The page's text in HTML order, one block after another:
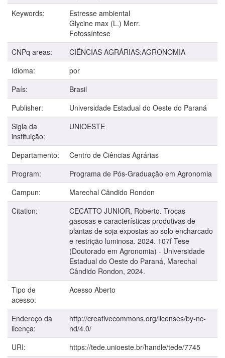
Keywords:
Estresse ambiental
Glycine max (L.) Merr.
Fotossíntese
CNPq areas:
CIÊNCIAS AGRÁRIAS:AGRONOMIA
Idioma:
por
País:
Brasil
Publisher:
Universidade Estadual do Oeste do Paraná
Sigla da
instituição:
UNIOESTE
Departamento:
Centro de Ciências Agrárias
Program:
Programa de Pós-Graduação em Agronomia
Campun:
Marechal Cândido Rondon
Citation:
CECATTO JUNIOR, Roberto. Trocas
gasosas e características produtivas de
plantas de soja expostas ao solo encharcado
e restrição luminosa. 2024. 107f Tese
(Doutorado em Agronomia) - Universidade
Estadual do Oeste do Paraná, Marechal
Cândido Rondon, 2024.
Tipo de
acesso:
Acesso Aberto
Endereço da
licença:
http://creativecommons.org/licenses/by-nc-
nd/4.0/
URI:
https://tede.unioeste.br/handle/tede/7745